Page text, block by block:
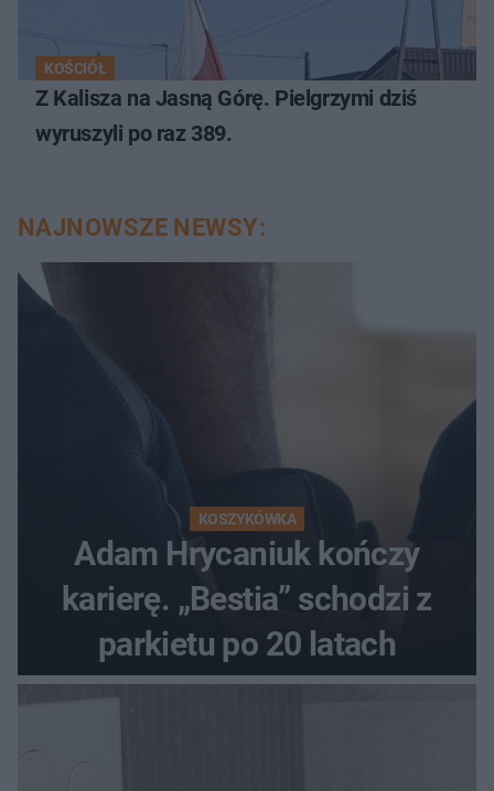
KOŚCIÓŁ
Z Kalisza na Jasną Górę. Pielgrzymi dziś
wyruszyli po raz 389.
NAJNOWSZE NEWSY:
KOSZYKÓWKA
Adam Hrycaniuk kończy
karierę. „Bestia” schodzi z
parkietu po 20 latach